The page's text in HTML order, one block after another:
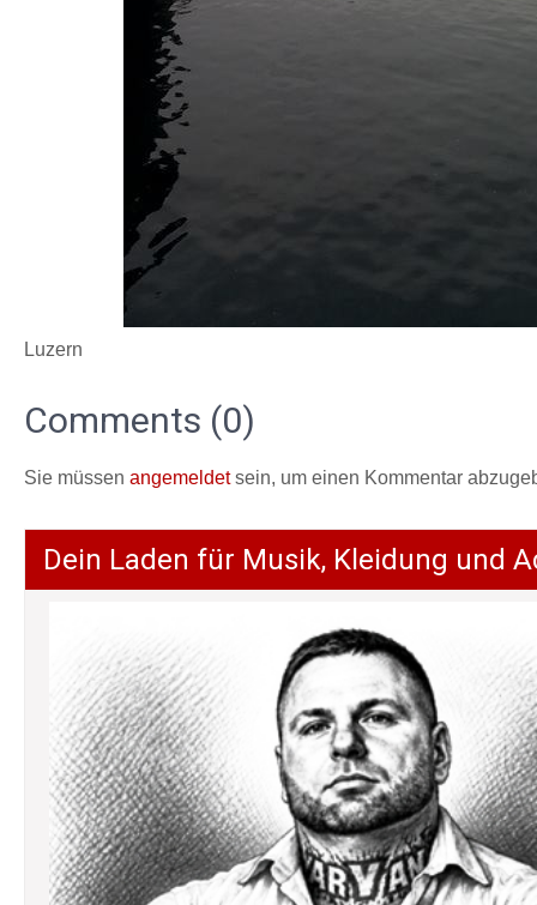
Luzern
Comments (0)
Sie müssen angemeldetsein, um einen Kommentar
Dein Laden für Musik, Kleidung und